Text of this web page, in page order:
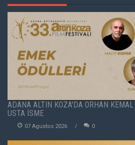
ADANA ALTIN KOZA'DA ORHAN
USTA İSME
07 Agustos 2026 0